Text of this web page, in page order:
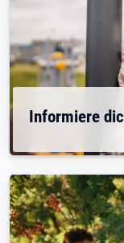
Informiere